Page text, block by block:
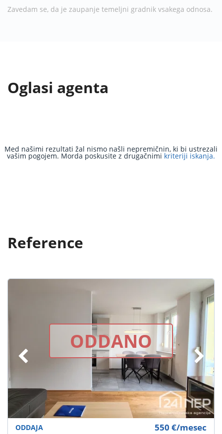
Zavedam se, da je zaupanje temeljni gradnik vsakega odnosa.
Oglasi agenta
Med našimi rezultati žal nismo našli nepremičnin, ki bi ustrezali
vašim pogojem. Morda poskusite z drugačnimi kriteriji iskanja.
Reference
ODDANO
ODDAJA 550 €/mesec